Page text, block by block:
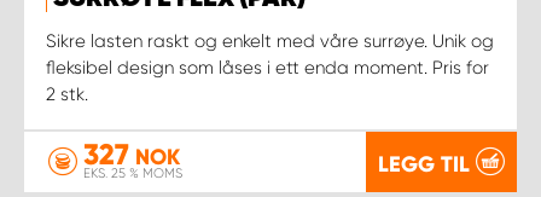
Sikre lasten raskt og enkelt med våre surrøye. Unik og
fleksibel design som låses i ett enda moment. Pris for
2 stk.
327 NOK
EKS. 25 % MOMS LEGG TIL